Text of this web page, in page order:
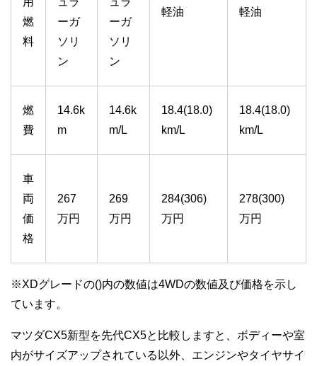
燃
料
ーガ
ソリ
ン
ーガ
ソリ
ン
軽油 軽油
燃
費
14.6k
m
14.6k
m/L
18.4(18.0)
km/L
18.4(18.0)
km/L
車
両
価
格
267
万円
269
万円
284(306)
万円
278(300)
万円
※XDグレードの()内の数値は4WDの数値及び価格を示し
ています。
マツダCX5新型を先代CX5と比較しますと、ボディーや室
内がサイズアップされている以外、エンジンやタイヤサイ